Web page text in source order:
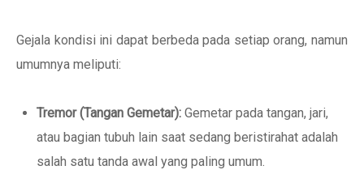
Gejala kondisi ini dapat berbeda pada setiap orang, namun
umumnya meliputi:
Tremor (Tangan Gemetar): Gemetar pada tangan, jari,
atau bagian tubuh lain saat sedang beristirahat adalah
salah satu tanda awal yang paling umum.